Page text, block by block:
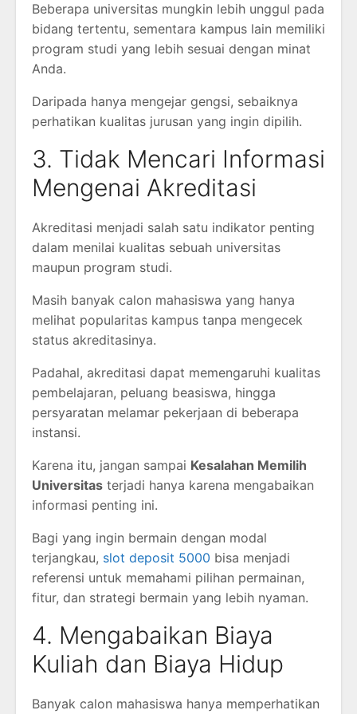
Beberapa universitas mungkin lebih unggul pada
bidang tertentu, sementara kampus lain memiliki
program studi yang lebih sesuai dengan minat
Anda.
Daripada hanya mengejar gengsi, sebaiknya
perhatikan kualitas jurusan yang ingin dipilih.
3. Tidak Mencari Informasi
Mengenai Akreditasi
Akreditasi menjadi salah satu indikator penting
dalam menilai kualitas sebuah universitas
maupun program studi.
Masih banyak calon mahasiswa yang hanya
melihat popularitas kampus tanpa mengecek
status akreditasinya.
Padahal, akreditasi dapat memengaruhi kualitas
pembelajaran, peluang beasiswa, hingga
persyaratan melamar pekerjaan di beberapa
instansi.
Karena itu, jangan sampai Kesalahan Memilih
Universitas terjadi hanya karena mengabaikan
informasi penting ini.
Bagi yang ingin bermain dengan modal
terjangkau, slot deposit 5000 bisa menjadi
referensi untuk memahami pilihan permainan,
fitur, dan strategi bermain yang lebih nyaman.
4. Mengabaikan Biaya
Kuliah dan Biaya Hidup
Banyak calon mahasiswa hanya memperhatikan